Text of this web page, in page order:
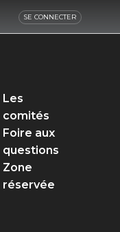
SE CONNECTER
Les
comités
Foire aux
questions
Zone
réservée